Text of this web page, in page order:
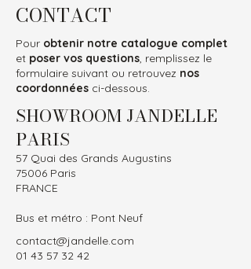
CONTACT
Pour obtenir notre catalogue complet
et poser vos questions, remplissez le
formulaire suivant ou retrouvez nos
coordonnées ci-dessous.
SHOWROOM JANDELLE
PARIS
57 Quai des Grands Augustins
75006 Paris
FRANCE
Bus et métro : Pont Neuf
contact@jandelle.com
01 43 57 32 42